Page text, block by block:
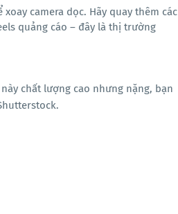
camera dọc. Hãy quay thêm các
quảng cáo – đây là thị trường
chất lượng cao nhưng nặng, bạn